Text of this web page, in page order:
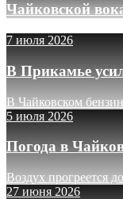
Чайковской
7 июля 2026
В Прикамье
В Чайковском
5 июля 2026
Погода в
Воздух прогреется
27 июня 2026